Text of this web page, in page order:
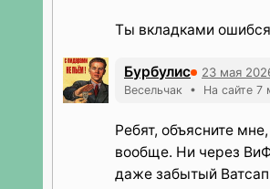
Ты вкладками
Бурбулис 23 мая
Весельчак • На сайте 7
Ребят, объясните
вообще. Ни через
даже забытый